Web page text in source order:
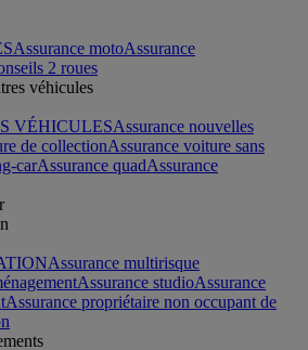
Assurance motoAssurance
2 roues
VÉHICULESAssurance nouvelles
de collectionAssurance voiture sans
carAssurance quadAssurance
Assurance multirisque
Assurance studioAssurance
Assurance propriétaire non occupant de